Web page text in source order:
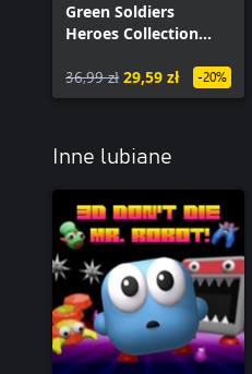
Green Soldiers
Heroes Collection
36,99 zł 29,59 zł -20%
Inne lubiane